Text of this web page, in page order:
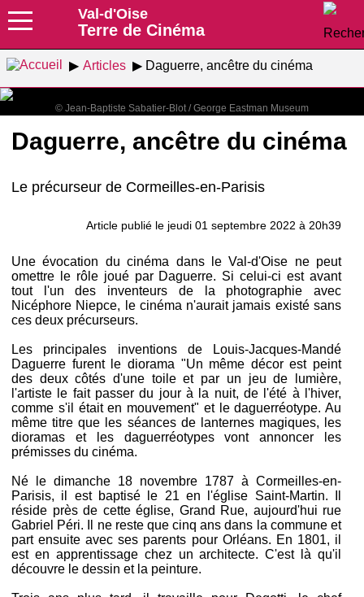
Val-d'Oise
Terre de Cinéma
Articles Daguerre, ancêtre du cinéma
© Jean-Baptiste Sabatier-Blot / George Eastman Museum
Daguerre, ancêtre du cinéma
Le précurseur de Cormeilles-en-Parisis
Article publié le jeudi 01 septembre 2022 à 20h39
Une évocation du cinéma dans le Val-d'Oise ne peut
omettre le rôle joué par Daguerre. Si celui-ci est avant
tout l'un des inventeurs de la photographie avec
Nicéphore Niepce, le cinéma n'aurait jamais existé sans
ces deux précurseurs.
Les principales inventions de Louis-Jacques-Mandé
Daguerre furent le diorama "Un même décor est peint
des deux côtés d'une toile et par un jeu de lumière,
l'artiste le fait passer du jour à la nuit, de l'été à l'hiver,
comme s'il était en mouvement" et le daguerréotype. Au
même titre que les séances de lanternes magiques, les
dioramas et les daguerréotypes vont annoncer les
prémisses du cinéma.
Né le dimanche 18 novembre 1787 à Cormeilles-en-
Parisis, il est baptisé le 21 en l'église Saint-Martin. Il
réside près de cette église, Grand Rue, aujourd'hui rue
Gabriel Péri. Il ne reste que cinq ans dans la commune et
part ensuite avec ses parents pour Orléans. En 1801, il
est en apprentissage chez un architecte. C'est là qu'il
découvre le dessin et la peinture.